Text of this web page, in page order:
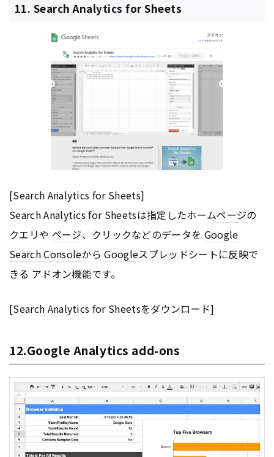
11. Search Analytics for Sheets
[Search Analytics for Sheets]
Search Analytics for Sheetsは指定したホームページの
クエリや ページ、クリックなどのデータを Google
Search ConsoleからGoogleスプレッドシートに反映で
きる アドオン機能です。
[Search Analytics for Sheetsをダウンロード]
12.Google Analytics add-ons